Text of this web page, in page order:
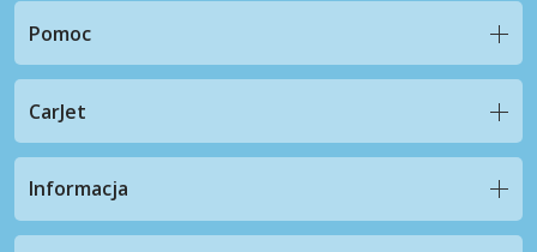
Pomoc
CarJet
Informacja